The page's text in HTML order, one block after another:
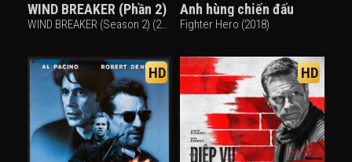
WIND BREAKER (Phần 2)
WIND BREAKER (Season 2) (2025)
Anh hùng chiến đấu
Fighter Hero (2018)
HD HD